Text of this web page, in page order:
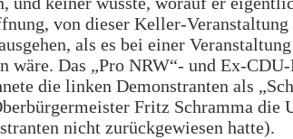
von dieser Keller-Veranstaltung
als es bei einer
wäre. Das „Pro NRW“- und Ex-
die linken Demonstranten als
Fritz Schramma die
nicht zurückgewiesen hatte).